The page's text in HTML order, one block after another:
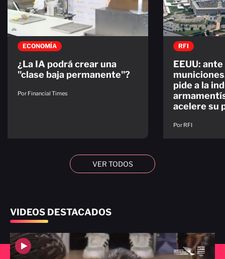
ECONOMÍA
¿La IA podrá crear una
"clase baja permanente"?
Por Financial Times
RFI
EEUU:
pide a la
acelere su
Por RFI
VER TODOS
VIDEOS DESTACADOS